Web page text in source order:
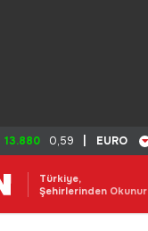
13.880 0,59 EURO
Türkiye,
Şehirlerinden Okunur